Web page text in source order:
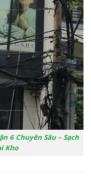
6 Chuyên Sâu – Sạch
Kho